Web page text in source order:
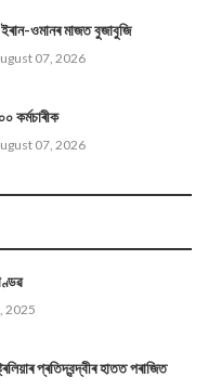
ওমানৰ মাজত বুজাবুজি
07, 2026
কৰ্মচাৰীক
07, 2026
2025
প্ৰতিদ্বন্দ্বীৰ হাতত পৰাজিত